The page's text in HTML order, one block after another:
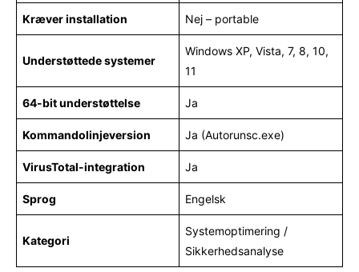
Kræver installation Nej – portable
Understøttede systemer
Windows XP, Vista, 7, 8, 10,
11
64-bit understøttelse Ja
Kommandolinjeversion Ja (Autorunsc.exe)
VirusTotal-integration Ja
Sprog Engelsk
Kategori
Systemoptimering /
Sikkerhedsanalyse